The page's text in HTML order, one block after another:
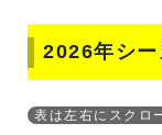
2026年シ